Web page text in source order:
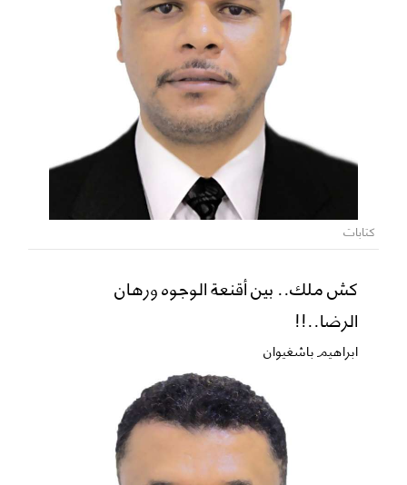
كتابات
كش ملك.. بين أقنعة الوجوه ورهان
الرضا..!!
ابراهيم باشغيوان